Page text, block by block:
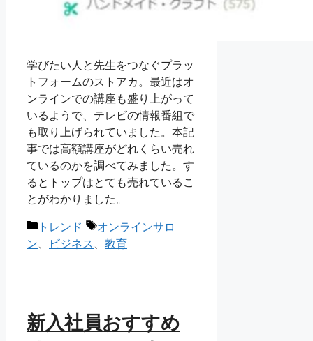
学びたい人と先生をつなぐプラッ
トフォームのストアカ。最近はオ
ンラインでの講座も盛り上がって
いるようで、テレビの情報番組で
も取り上げられていました。本記
事では高額講座がどれくらい売れ
ているのかを調べてみました。す
るとトップはとても売れているこ
とがわかりました。
カトレンド
タ
グ
オンラインサロ
ン
ビジネス 教育
新入社員おすすめ